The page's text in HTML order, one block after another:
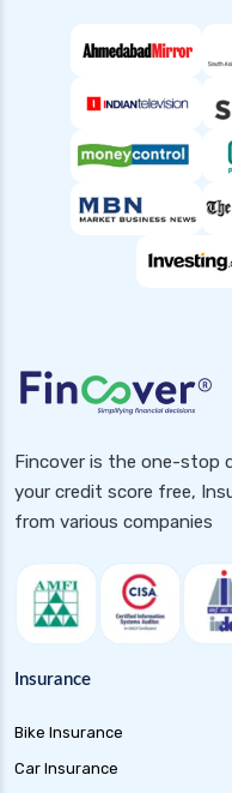
types of health
waiting period in
health insurance
Popular Searches
Health Insurance
Health Insurance
Health Insurance
Health Insurance
Health Insurance
India
Health Insurance
Health Insurance
Fincover is the one-stop
your credit score free,
from various companies
Insurance
Bike Insurance
Car Insurance